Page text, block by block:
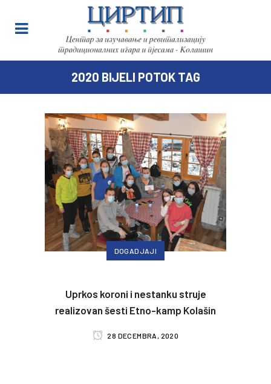
2020 BIJELI POTOK TAG
DOGADJAJI
Uprkos koroni i nestanku struje
realizovan šesti Etno-kamp Kolašin
28 DECEMBRA, 2020